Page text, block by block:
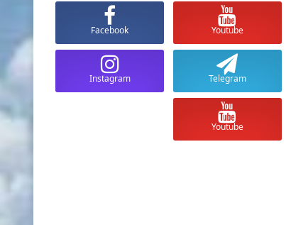
Youtube
Facebook
Telegram
Instagram
Youtube